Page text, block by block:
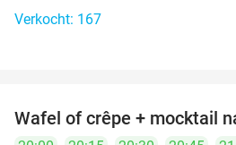
Verkocht: 167
Wafel of crêpe + mocktail